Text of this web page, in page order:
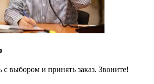
с выбором и принять заказ. Звоните!